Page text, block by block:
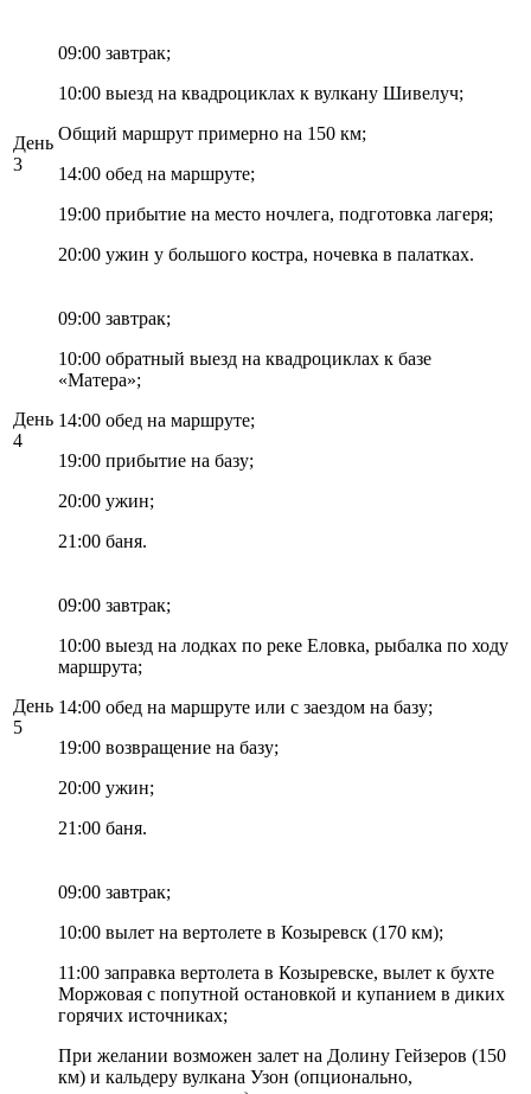
День
3
09:00 завтрак;
10:00 выезд на квадроциклах к вулкану Шивелуч;
Общий маршрут примерно на 150 км;
14:00 обед на маршруте;
19:00 прибытие на место ночлега, подготовка лагеря;
20:00 ужин у большого костра, ночевка в палатках.
День
4
09:00 завтрак;
10:00 обратный выезд на квадроциклах к базе
«Матера»;
14:00 обед на маршруте;
19:00 прибытие на базу;
20:00 ужин;
21:00 баня.
День
5
09:00 завтрак;
10:00 выезд на лодках по реке Еловка, рыбалка по ходу
маршрута;
14:00 обед на маршруте или с заездом на базу;
19:00 возвращение на базу;
20:00 ужин;
21:00 баня.
09:00 завтрак;
10:00 вылет на вертолете в Козыревск (170 км);
11:00 заправка вертолета в Козыревске, вылет к бухте
Моржовая с попутной остановкой и купанием в диких
горячих источниках;
При желании возможен залет на Долину Гейзеров (150
км) и кальдеру вулкана Узон (опционально,